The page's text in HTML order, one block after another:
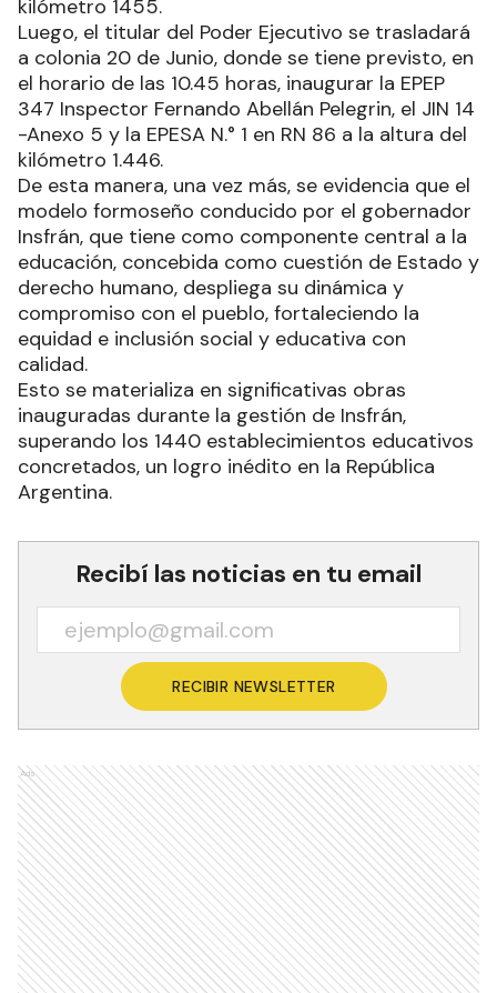
kilómetro 1455.
Luego, el titular del Poder Ejecutivo se trasladará
a colonia 20 de Junio, donde se tiene previsto, en
el horario de las 10.45 horas, inaugurar la EPEP
347 Inspector Fernando Abellán Pelegrin, el JIN 14
-Anexo 5 y la EPESA N.° 1 en RN 86 a la altura del
kilómetro 1.446.
De esta manera, una vez más, se evidencia que el
modelo formoseño conducido por el gobernador
Insfrán, que tiene como componente central a la
educación, concebida como cuestión de Estado y
derecho humano, despliega su dinámica y
compromiso con el pueblo, fortaleciendo la
equidad e inclusión social y educativa con
calidad.
Esto se materializa en significativas obras
inauguradas durante la gestión de Insfrán,
superando los 1440 establecimientos educativos
concretados, un logro inédito en la República
Argentina.
Recibí las noticias en tu email
RECIBIR NEWSLETTER
Ads